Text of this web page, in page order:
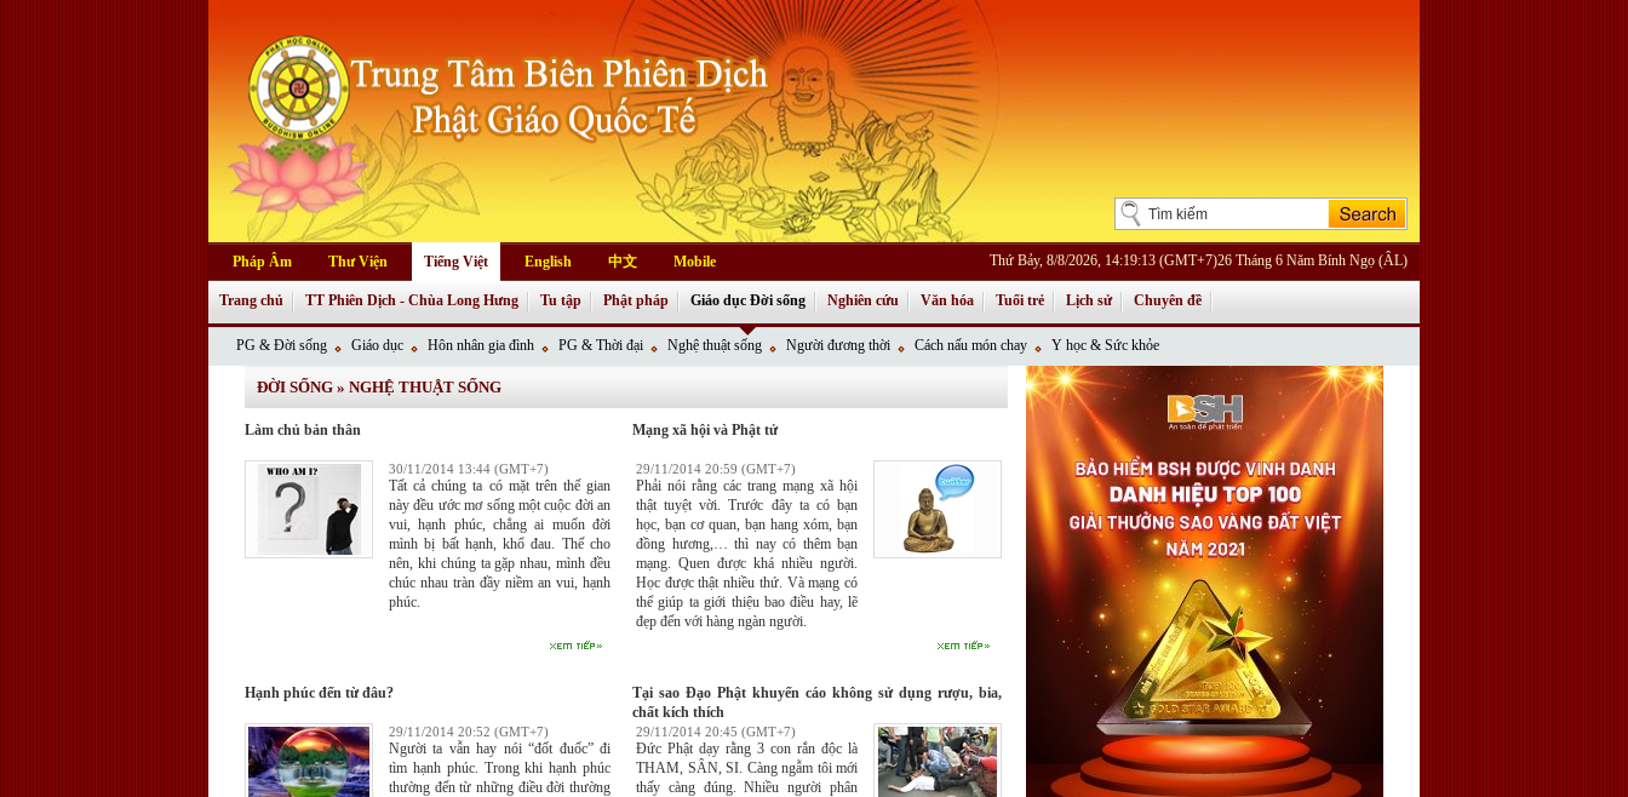
Pháp Âm Thư Viện Tiếng Việt English 中文 Mobile Thứ Bảy, 8/8/2026, 14:19:13 (GMT+7)26 Tháng 6 Năm Bính Ngọ (ÂL)
Trang chủ TT Phiên Dịch - Chùa Long Hưng Tu tập Phật pháp Giáo dục Đời sống
PG & Đời sống Giáo dục Hôn nhân gia đình PG & Thời đại Nghệ thuật sống Người đương thời Cách nấu món chay Y học & Sức khỏe
Nghiên cứu Văn hóa Tuổi trẻ Lịch sử Chuyên đề
ĐỜI SỐNG » NGHỆ THUẬT SỐNG
Làm chủ bản thân
30/11/2014 13:44 (GMT+7)
Tất cả chúng ta có mặt trên thế gian
này đều ước mơ sống một cuộc đời an
vui, hạnh phúc, chẳng ai muốn đời
mình bị bất hạnh, khổ đau. Thế cho
nên, khi chúng ta gặp nhau, mình đều
chúc nhau tràn đầy niềm an vui, hạnh
phúc.
Mạng xã hội và Phật tử
29/11/2014 20:59 (GMT+7)
Phải nói rằng các trang mạng xã hội
thật tuyệt vời. Trước đây ta có bạn
học, bạn cơ quan, bạn hang xóm, bạn
đồng hương,… thì nay có thêm bạn
mạng. Quen được khá nhiều người.
Học được thật nhiều thứ. Và mạng có
thể giúp ta giới thiệu bao điều hay, lẽ
đẹp đến với hàng ngàn người.
Hạnh phúc đến từ đâu?
29/11/2014 20:52 (GMT+7)
Người ta vẫn hay nói “đốt đuốc” đi
tìm hạnh phúc. Trong khi hạnh phúc
thường đến từ những điều đời thường
Tại sao Đạo Phật khuyến cáo không sử dụng rượu, bia,
chất kích thích
29/11/2014 20:45 (GMT+7)
Đức Phật dạy rằng 3 con rắn độc là
THAM, SÂN, SI. Càng ngẫm tôi mới
thấy càng đúng. Nhiều người phân